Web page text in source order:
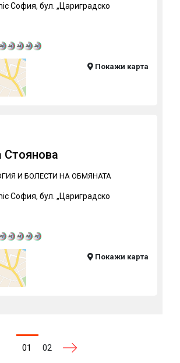
София, бул. „Цариградско
Покажи карта
Стоянова
И БОЛЕСТИ НА ОБМЯНАТА
София, бул. „Цариградско
Покажи карта
01 02